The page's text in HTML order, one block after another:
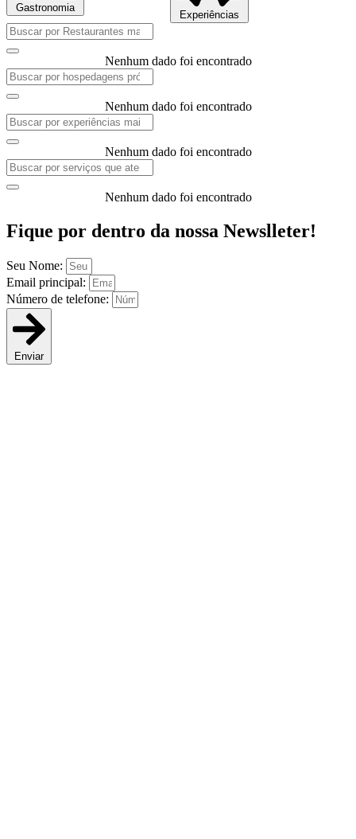
Gastronomia
Experiências
Nenhum dado foi encontrado
Nenhum dado foi encontrado
Nenhum dado foi encontrado
Nenhum dado foi encontrado
Fique por dentro da nossa Newslleter!
Seu Nome:
Email principal:
Número de telefone:
Enviar